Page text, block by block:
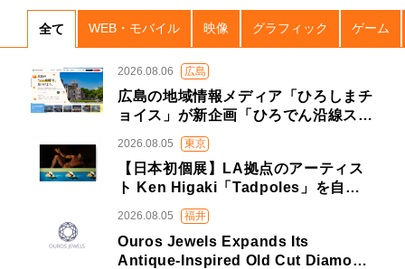
全て WEB・モバイル 映像 グラフィック ゲーム
2026.08.06 広島
広島の地域情報メディア「ひろしまチ
ョイス」が新企画「ひろでん沿線ス…
2026.08.05 東京
【日本初個展】LA拠点のアーティス
ト Ken Higaki「Tadpoles」を自…
2026.08.05 福井
Ouros Jewels Expands Its
Antique-Inspired Old Cut Diamo…